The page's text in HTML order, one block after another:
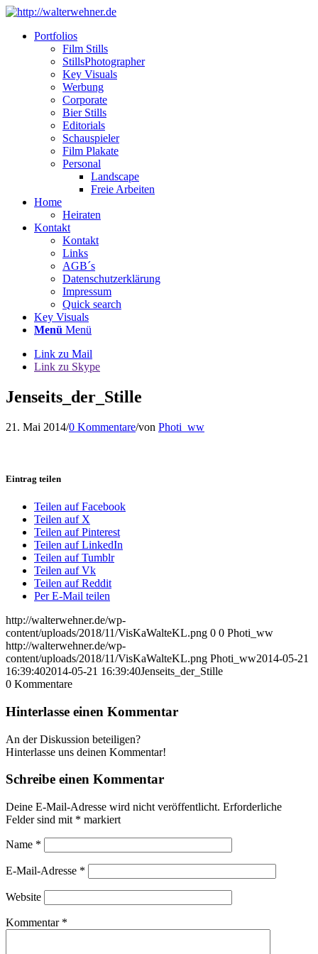
Portfolios
Film Stills
StillsPhotographer
Key Visuals
Werbung
Corporate
Bier Stills
Editorials
Schauspieler
Film Plakate
Personal
Landscape
Freie Arbeiten
Home
Heiraten
Kontakt
Kontakt
Links
AGB´s
Datenschutzerklärung
Impressum
Quick search
Key Visuals
Menü Menü
Link zu Mail
Link zu Skype
Jenseits_der_Stille
21. Mai 2014/0 Kommentare/von Photi_ww
Eintrag teilen
Teilen auf Facebook
Teilen auf X
Teilen auf Pinterest
Teilen auf LinkedIn
Teilen auf Tumblr
Teilen auf Vk
Teilen auf Reddit
Per E-Mail teilen
http://walterwehner.de/wp-
content/uploads/2018/11/VisKaWalteKL.png 0 0 Photi_ww
http://walterwehner.de/wp-
content/uploads/2018/11/VisKaWalteKL.png Photi_ww2014-05-21
16:39:402014-05-21 16:39:40Jenseits_der_Stille
0 Kommentare
Hinterlasse einen Kommentar
An der Diskussion beteiligen?
Hinterlasse uns deinen Kommentar!
Schreibe einen Kommentar
Deine E-Mail-Adresse wird nicht veröffentlicht. Erforderliche
Felder sind mit * markiert
Name *
E-Mail-Adresse *
Website
Kommentar *